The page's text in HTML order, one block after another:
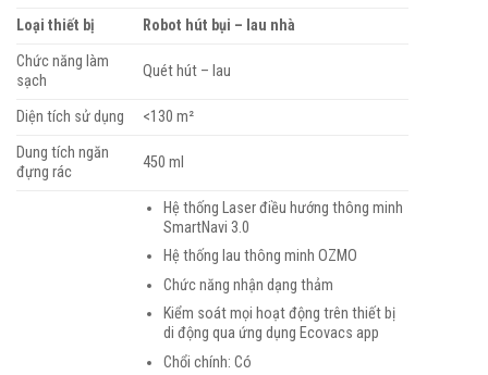
Loại thiết bị
Robot hút bụi – lau nhà
Chức năng làm
sạch
Quét hút – lau
Diện tích sử dụng
<130 m²
Dung tích ngăn
đựng rác
450 ml
Hệ thống Laser điều hướng thông minh
SmartNavi 3.0
Hệ thống lau thông minh OZMO
Chức năng nhận dạng thảm
Kiểm soát mọi hoạt động trên thiết bị
di động qua ứng dụng Ecovacs app
Chổi chính: Có